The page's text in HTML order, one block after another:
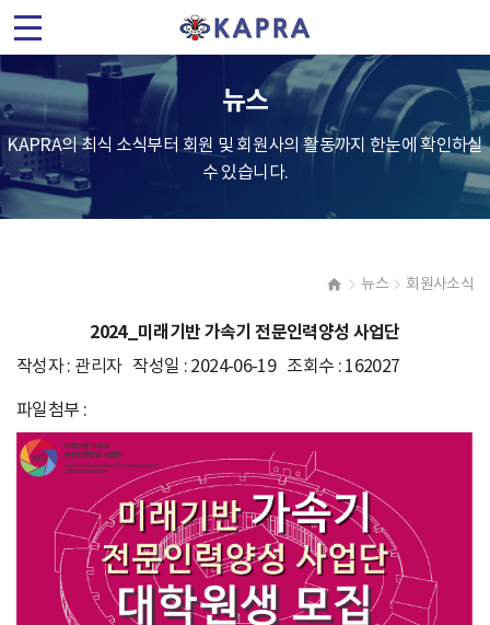
(
사
)
한
국
속
기
플
라
즈
마
뉴스
KAPRA의 최식 소식부터 회원 및 회원사의 활동까지 한눈에 확인하실
수 있습니다.
뉴스 회원사소식
2024_미래기반 가속기 전문인력양성 사업단
작성자 : 관리자 작성일 : 2024-06-19 조회수 : 162027
파일첨부 :